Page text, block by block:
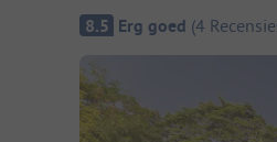
Camping
8.5 Erg goed (4